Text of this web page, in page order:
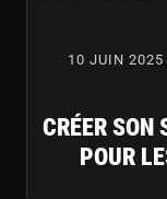
10 JUIN 2025
CRÉER SON
POUR